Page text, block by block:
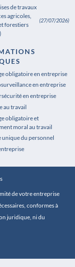
de travaux
agricoles,
forestiers
(27/07/2026)
Pharmacie
obligatoire en entreprise
en entreprise
en entreprise
au travail
obligatoire et
moral au travail
unique du personnel
de votre entreprise
conformes à
juridique, ni du